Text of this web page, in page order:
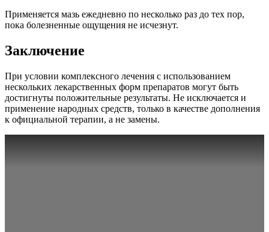
Применяется мазь ежедневно по несколько раз до тех пор,
пока болезненные ощущения не исчезнут.
Заключение
При условии комплексного лечения с использованием
нескольких лекарственных форм препаратов могут быть
достигнуты положительные результаты. Не исключается и
применение народных средств, только в качестве дополнения
к официальной терапии, а не замены.